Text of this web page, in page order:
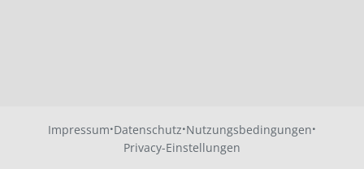
Impressum·Datenschutz·Nutzungsbedingungen·
Privacy-Einstellungen